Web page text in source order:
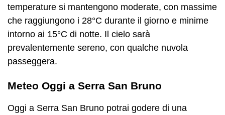
temperature si mantengono moderate, con massime
che raggiungono i 28°C durante il giorno e minime
intorno ai 15°C di notte. Il cielo sarà
prevalentemente sereno, con qualche nuvola
passeggera.
Meteo Oggi a Serra San Bruno
Oggi a Serra San Bruno potrai godere di una